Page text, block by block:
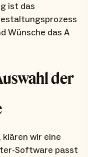
ist das
Wünsche das A
der
wir eine
Software passt